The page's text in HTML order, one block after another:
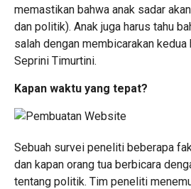
memastikan bahwa anak sadar
dan politik). Anak juga harus tahu
salah dengan membicarakan kedua
Seprini Timurtini.
Kapan waktu yang tepat?
Sebuah survei peneliti beberapa
dan kapan orang tua berbicara
tentang politik. Tim peneliti